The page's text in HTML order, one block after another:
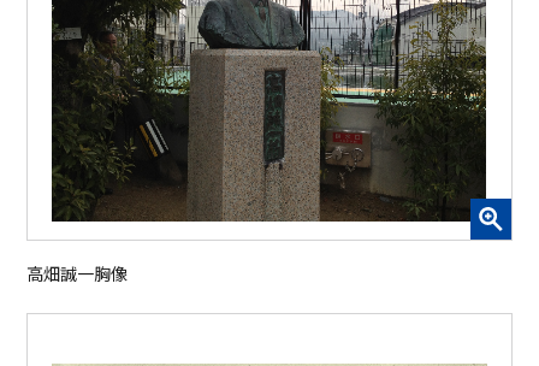
高畑誠一胸像